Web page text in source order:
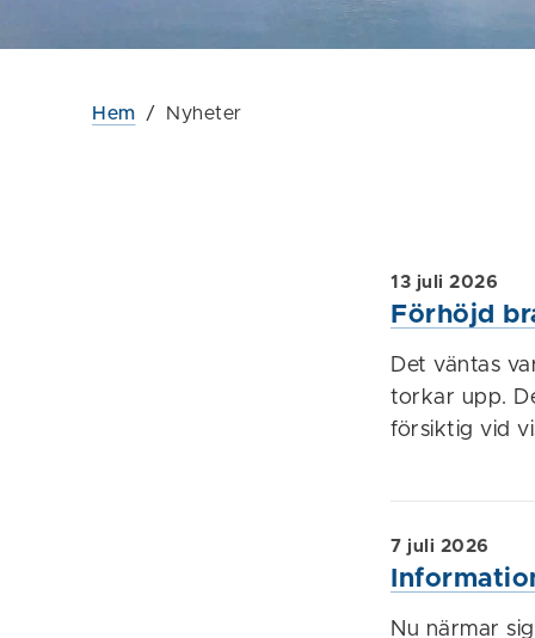
Hem / Nyheter
Förhöjd
13 juli 2026
Det väntas
torkar upp.
försiktig vid
7 juli 2026
Nu närmar